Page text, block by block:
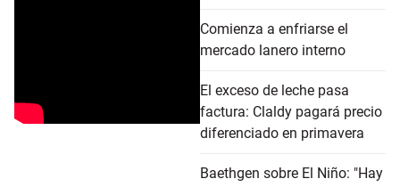
Comienza a enfriarse el
mercado lanero interno
El exceso de leche pasa
factura: Claldy pagará precio
diferenciado en primavera
Baethgen sobre El Niño: "Hay